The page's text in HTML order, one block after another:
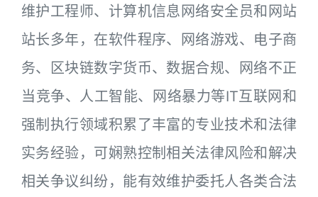
维护工程师、计算机信息网络安全员和网站
站长多年，在软件程序、网络游戏、电子商
务、区块链数字货币、数据合规、网络不正
当竞争、人工智能、网络暴力等IT互联网和
强制执行领域积累了丰富的专业技术和法律
实务经验，可娴熟控制相关法律风险和解决
相关争议纠纷，能有效维护委托人各类合法